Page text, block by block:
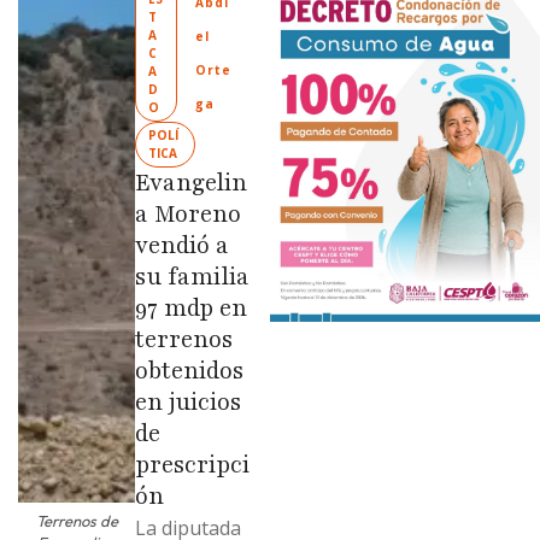
“Tijuana:
Ciudad
Limpia” en
colonias de
las …
Terrenos de
T
A
C
A
D
O
POLÍ
TICA
el
Orte
ga
Evangelin
a Moreno
vendió a
su familia
97 mdp en
terrenos
obtenidos
en juicios
de
prescripci
ón
La diputada